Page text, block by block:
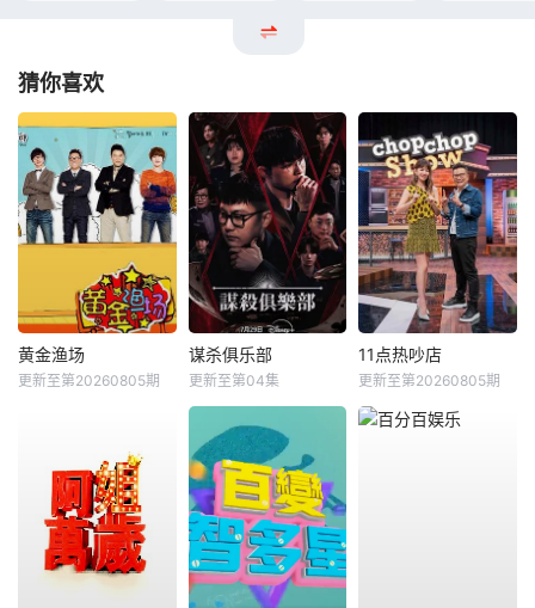
猜你喜欢
黄金渔场
更新至第20260805期
谋杀俱乐部
更新至第04集
11点热吵店
更新至第20260805期